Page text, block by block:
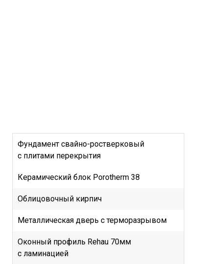
Фундамент свайно-ростверковый
с плитами перекрытия
Керамический блок Porotherm 38
Облицовочный кирпич
Металлическая дверь с терморазрывом
Оконный профиль Rehau 70мм
с ламинацией